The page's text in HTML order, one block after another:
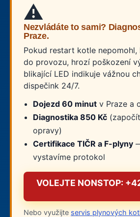
⚠️
Nezvládáte to sami?
Praze.
Pokud restart kotle nepomohl,
do provozu, hrozí poškození
blikající LED indikuje vážnou
dispečink 24/7.
Dojezd 60 minut v Praze a
Diagnostika 850 Kč
opravy)
Certifikace TIČR a F-plyny
vystavíme protokol
VOLEJTE NONSTOP:
Nebo využijte servis plynových